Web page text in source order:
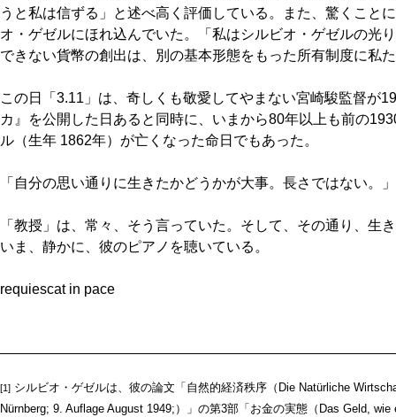
うと私は信ずる」と述べ高く評価している。また、驚くこと
オ・ゲゼルにほれ込んでいた。「私はシルビオ・ゲゼルの光
できない貨幣の創出は、別の基本形態をもった所有制度に私
この日「3.11」は、奇しくも敬愛してやまない宮崎駿監督が
カ』を公開した日あると同時に、いまから80年以上も前の
ル（生年 1862年）が亡くなった命日でもあった。
「自分の思い通りに生きたかどうかが大事。長さではない。」
「教授」は、常々、そう言っていた。そして、その通り、生
いま、静かに、彼のピアノを聴いている。
requiescat in pace
[1] シルビオ・ゲゼルは、彼の論文「自然的経済秩序（Die Natürliche
Nürnberg; 9. Auflage August 1949;）」の第3部「お金の実態（Das Geld,